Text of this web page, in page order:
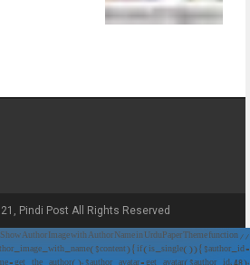
Pindi Post All Rights Reserved.
// Show Author Image with Author Name in UrduPaper Theme function
{ if (is_single()) { $author_id =
= get_the_author(); $author_avatar = get_avatar($author_id, 48);